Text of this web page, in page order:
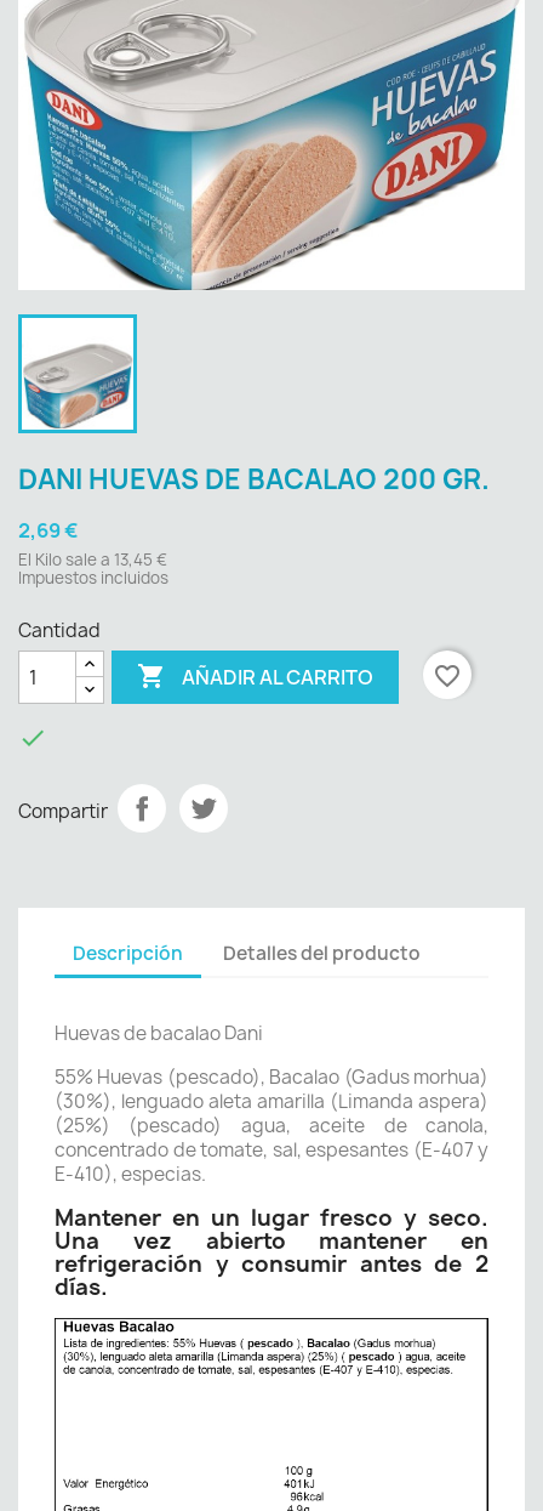
DANI HUEVAS DE BACALAO 200 GR.
2,69 €
El Kilo sale a 13,45 €
Impuestos incluidos
Cantidad
 AÑADIR AL CARRITO favorite_border

Compartir
Descripción Detalles del producto
Huevas de bacalao Dani
55% Huevas (pescado), Bacalao (Gadus morhua)
(30%), lenguado aleta amarilla (Limanda aspera)
(25%) (pescado) agua, aceite de canola,
concentrado de tomate, sal, espesantes (E-407 y
E-410), especias.
Mantener en un lugar fresco y seco.
Una vez abierto mantener en
refrigeración y consumir antes de 2
días.